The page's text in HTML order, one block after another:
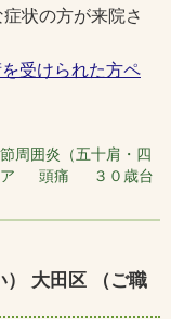
状の方が来院さ
受けられた方ペ
周囲炎（五十肩・四
ア 頭痛 ３０歳台
） 大田区 （ご職